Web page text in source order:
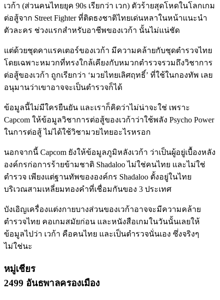
เวก้า (ส่วนคนไทยยุค 90s เรียกว่า เวก) ตัวร้ายสุดโหดในโลกเกม
ต่อสู้จาก Street Fighter ที่ติดธงชาติไทยเด่นหลาในหน้าแนะนำ
ตัวละคร ช่วงแรกสำหรับอาชีพของเวก้า นั้นไม่แน่ชัด
แต่ด้วยชุดคาแรคเตอร์ของเวก้า มีความคล้ายกับชุดตำรวจไทย
โดยเฉพาะหมวกที่ทรงใกล้เคียงกับหมวกตำรวจรวมถึงวิชาการ
ต่อสู้ของเวก้า ถูกเรียกว่า ‘มวยไทยเลิศฤทธิ์’ ที่ใช้ในกองทัพ เลย
อนุมานว่าเขาอาจจะเป็นตำรวจก็ได้
ข้อมูลนี้ไม่มีใครยืนยัน และเราก็คิดว่าไม่น่าจะใช่ เพราะ
Capcom ให้ข้อมูลวิชาการต่อสู้ของเวก้าว่าใช้พลัง Psycho Power
ในการต่อสู้ ไม่ได้ใช้วิชามวยไทยอะไรหรอก
นอกจากนี้ Capcom ยังให้ข้อมูลภูมิหลังเวก้า ว่าเป็นผู้อยู่เบื้องหลัง
องค์กรก่อการร้ายข้ามชาติ Shadaloo ไม่ใช่คนไทย และไม่ใช่
ตำรวจ เพียงแต่ฐานทัพขององค์กร Shadaloo ตั้งอยู่ในไทย
บริเวณสามเหลี่ยมทองคำที่เชื่อมกันของ 3 ประเทศ
บังเอิญเครื่องแต่งกายบางส่วนของเวก้าอาจจะมีความคล้าย
ตำรวจไทย คอเกมสมัยก่อน และหนังสือเกมในวันนั้นเลยให้
ข้อมูลไปว่า เวก้า คือคนไทย และเป็นตำรวจนั่นเอง ซึ่งจริงๆ
ไม่ใช่นะ
หมู่เชียร
2499 อันธพาลครองเมือง